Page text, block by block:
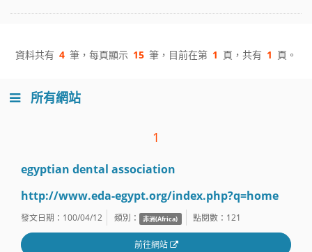
資料共有 4 筆，每頁顯示 15 筆，目前在第 1 頁，共有 1 頁。
所有網站
1
egyptian dental association
http://www.eda-egypt.org/index.php?q=home
發文日期：100/04/12 類別： 非洲(Africa) 點閱數： 121
前往網站